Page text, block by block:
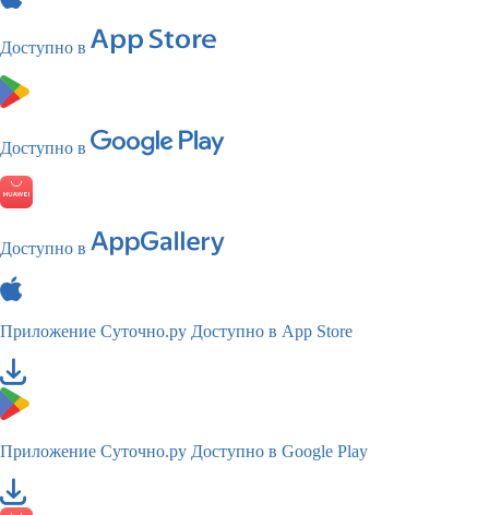
Доступно в
Доступно в
Доступно в
Приложение Суточно.ру Доступно в App Store
Приложение Суточно.ру Доступно в Google Play